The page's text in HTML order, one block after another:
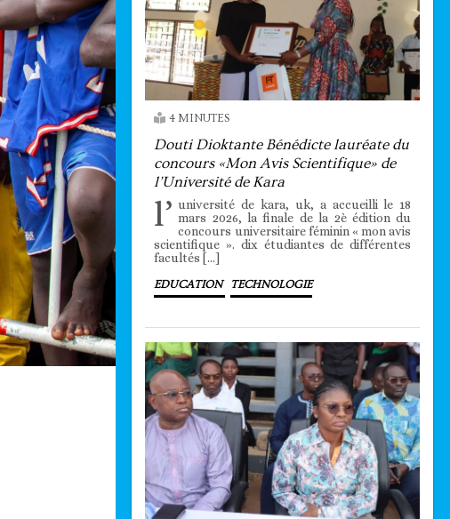
4 MINUTES
Douti Dioktante Bénédicte lauréate du
concours «Mon Avis Scientifique» de
l’Université de Kara
l’ université de kara, uk, a accueilli le 18
mars 2026, la finale de la 2è édition du
concours universitaire féminin « mon avis
scientifique ». dix étudiantes de différentes
facultés […]
EDUCATION TECHNOLOGIE